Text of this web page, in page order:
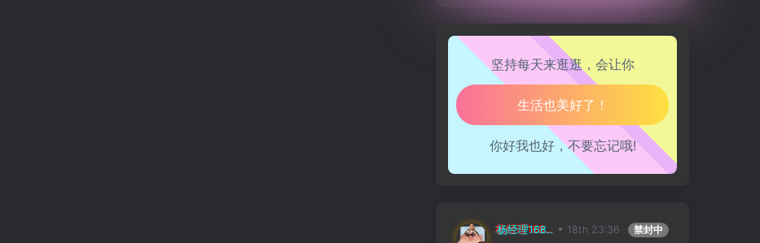
坚持每天来逛逛，会让你
腿也不痛了！
腰也不酸了！
工作也轻松了！
你好我也好，不要忘记哦!
杨经理16888
18th 23:36
禁封中